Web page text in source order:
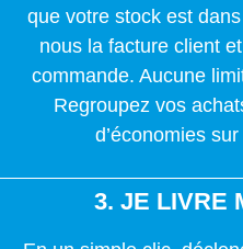
que votre stock est
nous la facture client
commande. Aucune
Regroupez vos
d’économies
3. JE LIVRE